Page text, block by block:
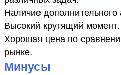
Наличие дополнительного
Высокий крутящий момент.
Хорошая цена по
рынке.
Минусы